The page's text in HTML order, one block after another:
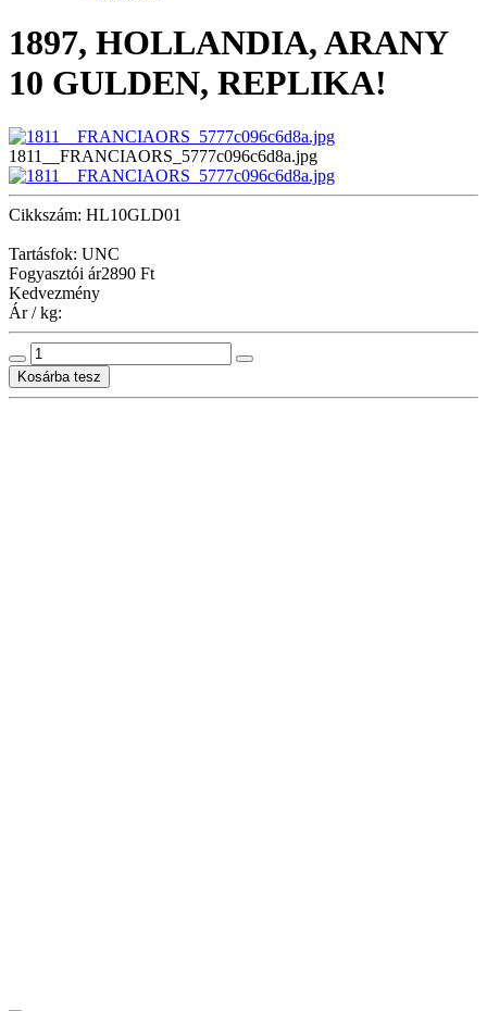
1897, HOLLANDIA, ARANY
10 GULDEN, REPLIKA!
1811__FRANCIAORS_5777c096c6d8a.jpg
Cikkszám: HL10GLD01
Tartásfok: UNC
Fogyasztói ár2890 Ft
Kedvezmény
Ár / kg: